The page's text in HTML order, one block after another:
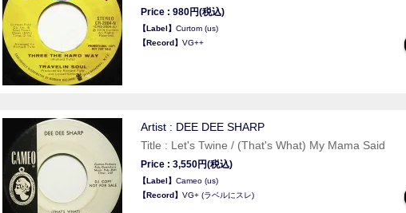
Price : 980円(税込)
【Label】 Curtom (us)
【Record】 VG++
Artist : DEE DEE SHARP
Title : Let's Twine / (That's What) My Mama Said
Price : 3,550円(税込)
【Label】 Cameo (us)
【Record】 VG+ (ラベルにスレ)